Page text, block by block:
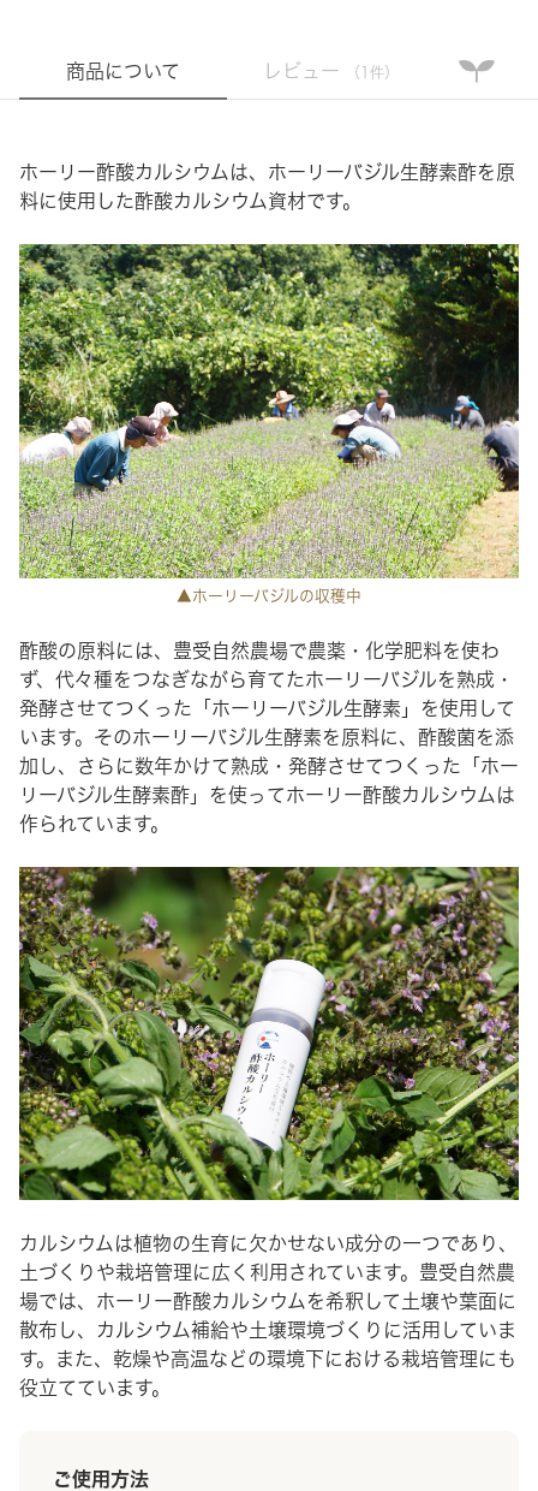
商品について レビュー （1件）
ホーリー酢酸カルシウムは、ホーリーバジル生酵素酢を原
料に使用した酢酸カルシウム資材です。
▲ホーリーバジルの収穫中
酢酸の原料には、豊受自然農場で農薬・化学肥料を使わ
ず、代々種をつなぎながら育てたホーリーバジルを熟成・
発酵させてつくった「ホーリーバジル生酵素」を使用して
います。そのホーリーバジル生酵素を原料に、酢酸菌を添
加し、さらに数年かけて熟成・発酵させてつくった「ホー
リーバジル生酵素酢」を使ってホーリー酢酸カルシウムは
作られています。
カルシウムは植物の生育に欠かせない成分の一つであり、
土づくりや栽培管理に広く利用されています。豊受自然農
場では、ホーリー酢酸カルシウムを希釈して土壌や葉面に
散布し、カルシウム補給や土壌環境づくりに活用していま
す。また、乾燥や高温などの環境下における栽培管理にも
役立てています。
ご使用方法